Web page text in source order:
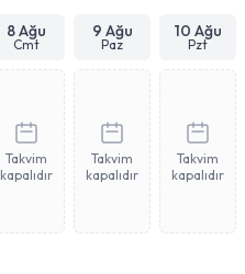
8 Ağu
Cmt
9 Ağu
Paz
10 Ağu
Pzt
Takvim
kapalıdır
Takvim
kapalıdır
Takvim
kapalıdır